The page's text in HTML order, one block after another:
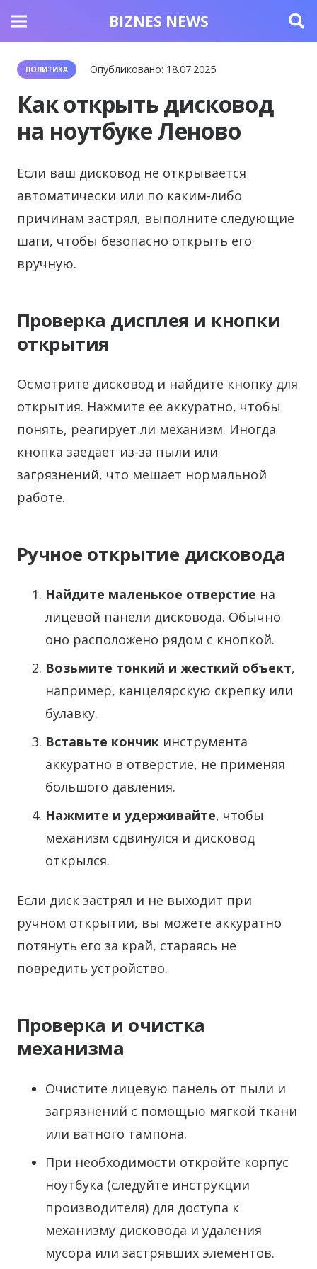
BIZNES NEWS
ПОЛИТИКА Опубликовано: 18.07.2025
Как открыть дисковод
на ноутбуке Леново
Если ваш дисковод не открывается
автоматически или по каким-либо
причинам застрял, выполните следующие
шаги, чтобы безопасно открыть его
вручную.
Проверка дисплея и кнопки
открытия
Осмотрите дисковод и найдите кнопку для
открытия. Нажмите ее аккуратно, чтобы
понять, реагирует ли механизм. Иногда
кнопка заедает из-за пыли или
загрязнений, что мешает нормальной
работе.
Ручное открытие дисковода
Найдите маленькое отверстие на
лицевой панели дисковода. Обычно
оно расположено рядом с кнопкой.
Возьмите тонкий и жесткий объект,
например, канцелярскую скрепку или
булавку.
Вставьте кончик инструмента
аккуратно в отверстие, не применяя
большого давления.
Нажмите и удерживайте, чтобы
механизм сдвинулся и дисковод
открылся.
Если диск застрял и не выходит при
ручном открытии, вы можете аккуратно
потянуть его за край, стараясь не
повредить устройство.
Проверка и очистка
механизма
Очистите лицевую панель от пыли и
загрязнений с помощью мягкой ткани
или ватного тампона.
При необходимости откройте корпус
ноутбука (следуйте инструкции
производителя) для доступа к
механизму дисковода и удаления
мусора или застрявших элементов.